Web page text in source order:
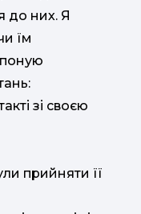
до них. Я
їм
зі своєю
прийняти її